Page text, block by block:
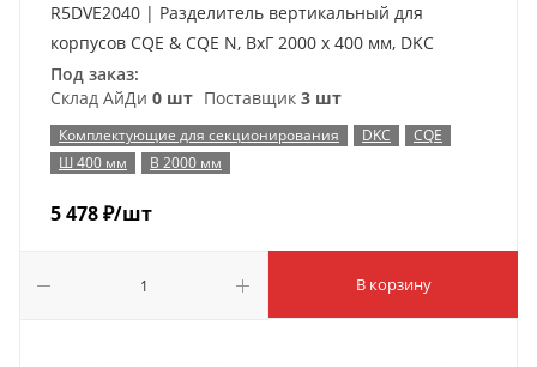
R5DVE2040 | Разделитель вертикальный для
корпусов CQE & CQE N, ВхГ 2000 x 400 мм, DKC
Под заказ:
Склад АйДи 0 шт Поставщик 3 шт
Комплектующие для секционирования DKC
CQE
Ш 400 мм
В 2000 мм
5 478₽/шт
В корзину